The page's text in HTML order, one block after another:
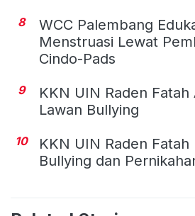
8
WCC Palembang
Menstruasi Lewat
Cindo-Pads
9
KKN UIN Raden Fatah
Lawan Bullying
10
KKN UIN Raden Fatah
Bullying dan